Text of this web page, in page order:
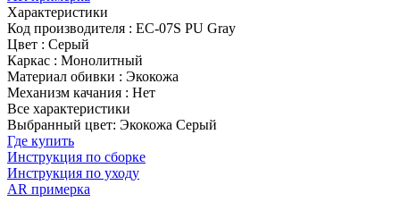
Характеристики
Код производителя : EC-07S PU Gray
Цвет : Серый
Каркас : Монолитный
Материал обивки : Экокожа
Механизм качания : Нет
Все характеристики
Выбранный цвет: Экокожа Серый
Где купить
Инструкция по сборке
Инструкция по уходу
AR примерка